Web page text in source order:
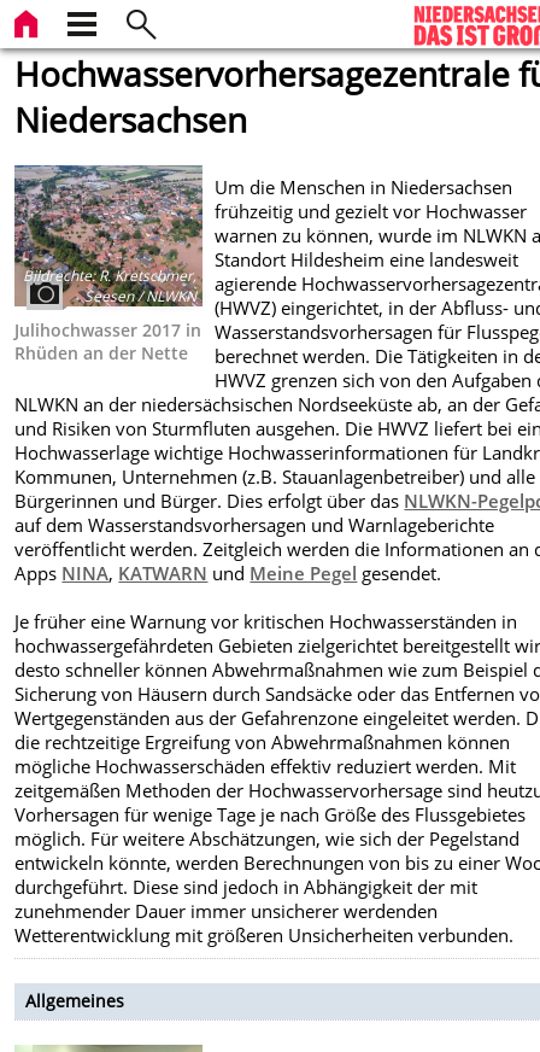
Hochwasservorhersagezentrale
Niedersachsen
Bildrechte:R. Kretschmer,
Seesen / NLWKN
Julihochwasser 2017 in
Rhüden an der Nette
Um die Menschen in Niedersachsen
frühzeitig und gezielt vor Hochwasser
warnen zu können, wurde im NLWKN
Standort Hildesheim eine landesweit
agierende
(HWVZ) eingerichtet, in der Abfluss-
Wasserstandsvorhersagen für
berechnet werden. Die Tätigkeiten in
HWVZ grenzen sich von den Aufgaben
NLWKN an der niedersächsischen Nordseeküste ab, an der
und Risiken von Sturmfluten ausgehen. Die HWVZ liefert bei
Hochwasserlage wichtige Hochwasserinformationen für
Kommunen, Unternehmen (z.B. Stauanlagenbetreiber) und alle
Bürgerinnen und Bürger. Dies erfolgt über das NLWKN-
auf dem Wasserstandsvorhersagen und Warnlageberichte
veröffentlicht werden. Zeitgleich werden die Informationen an
Apps NINA, KATWARN und Meine Pegel gesendet.
Je früher eine Warnung vor kritischen Hochwasserständen in
hochwassergefährdeten Gebieten zielgerichtet bereitgestellt
desto schneller können Abwehrmaßnahmen wie zum Beispiel
Sicherung von Häusern durch Sandsäcke oder das Entfernen
Wertgegenständen aus der Gefahrenzone eingeleitet werden.
die rechtzeitige Ergreifung von Abwehrmaßnahmen können
mögliche Hochwasserschäden effektiv reduziert werden. Mit
zeitgemäßen Methoden der Hochwasservorhersage sind
Vorhersagen für wenige Tage je nach Größe des Flussgebietes
möglich. Für weitere Abschätzungen, wie sich der Pegelstand
entwickeln könnte, werden Berechnungen von bis zu einer
durchgeführt. Diese sind jedoch in Abhängigkeit der mit
zunehmender Dauer immer unsicherer werdenden
Wetterentwicklung mit größeren Unsicherheiten verbunden.
Allgemeines